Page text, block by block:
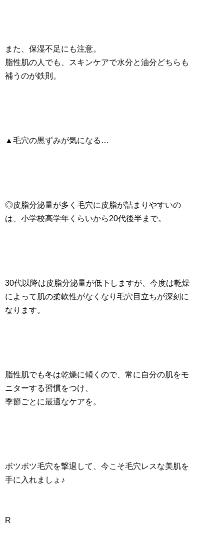
また、保湿不足にも注意。
脂性肌の人でも、スキンケアで水分と油分どちらも
補うのが鉄則。
▲毛穴の黒ずみが気になる…
◎皮脂分泌量が多く毛穴に皮脂が詰まりやすいの
は、小学校高学年くらいから20代後半まで。
30代以降は皮脂分泌量が低下しますが、今度は乾燥
によって肌の柔軟性がなくなり毛穴目立ちが深刻に
なります。
脂性肌でも冬は乾燥に傾くので、常に自分の肌をモ
ニターする習慣をつけ、
季節ごとに最適なケアを。
ボツボツ毛穴を撃退して、今こそ毛穴レスな美肌を
手に入れましょ♪
R